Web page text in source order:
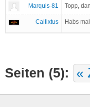
Marquis-81 Topp,
Callixtus Habs
Seiten (5): «